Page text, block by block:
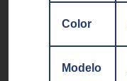
Color
Modelo